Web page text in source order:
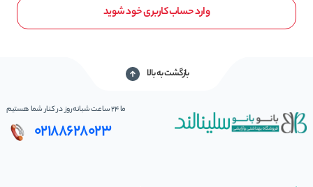
وارد حساب کاربری خود شوید
بازگشت به بالا
ما 24 ساعت شبانه‌روز در کنار شما هستیم
02188628023